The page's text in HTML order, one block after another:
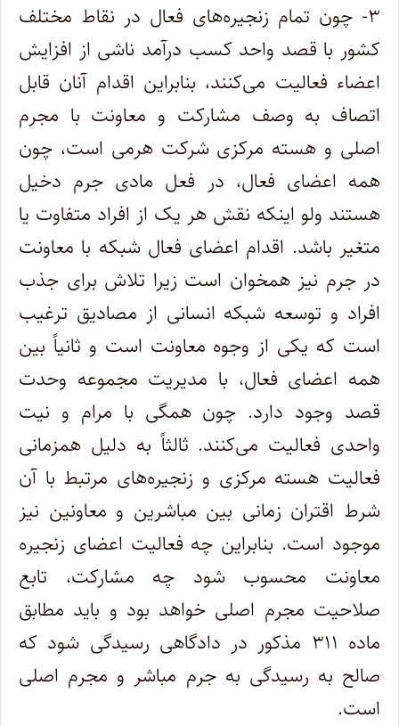
۳- چون تمام زنجیره‌های فعال در نقاط مختلف
کشور با قصد واحد کسب درآمد ناشی از افزایش
اعضاء فعالیت می‌کنند، بنابراین اقدام آنان قابل
اتصاف به وصف مشارکت و معاونت با مجرم
اصلی و هسته مرکزی شرکت هرمی است، چون
همه اعضای فعال، در فعل مادی جرم دخیل
هستند ولو اینکه نقش هر یک از افراد متفاوت یا
متغیر باشد. اقدام اعضای فعال شبکه با معاونت
در جرم نیز همخوان است زیرا تلاش برای جذب
افراد و توسعه شبکه انسانی از مصادیق ترغیب
است که یکی از وجوه معاونت است و ثانیاً بین
همه اعضای فعال، با مدیریت مجموعه وحدت
قصد وجود دارد. چون همگی با مرام و نیت
واحدی فعالیت می‌کنند. ثالثاً به دلیل همزمانی
فعالیت هسته مرکزی و زنجیره‌های مرتبط با آن
شرط اقتران زمانی بین مباشرین و معاونین نیز
موجود است. بنابراین چه فعالیت اعضای زنجیره
معاونت محسوب شود چه مشارکت، تابع
صلاحیت مجرم اصلی خواهد بود و باید مطابق
ماده ۳۱۱ مذکور در دادگاهی رسیدگی شود که
صالح به رسیدگی به جرم مباشر و مجرم اصلی
است.